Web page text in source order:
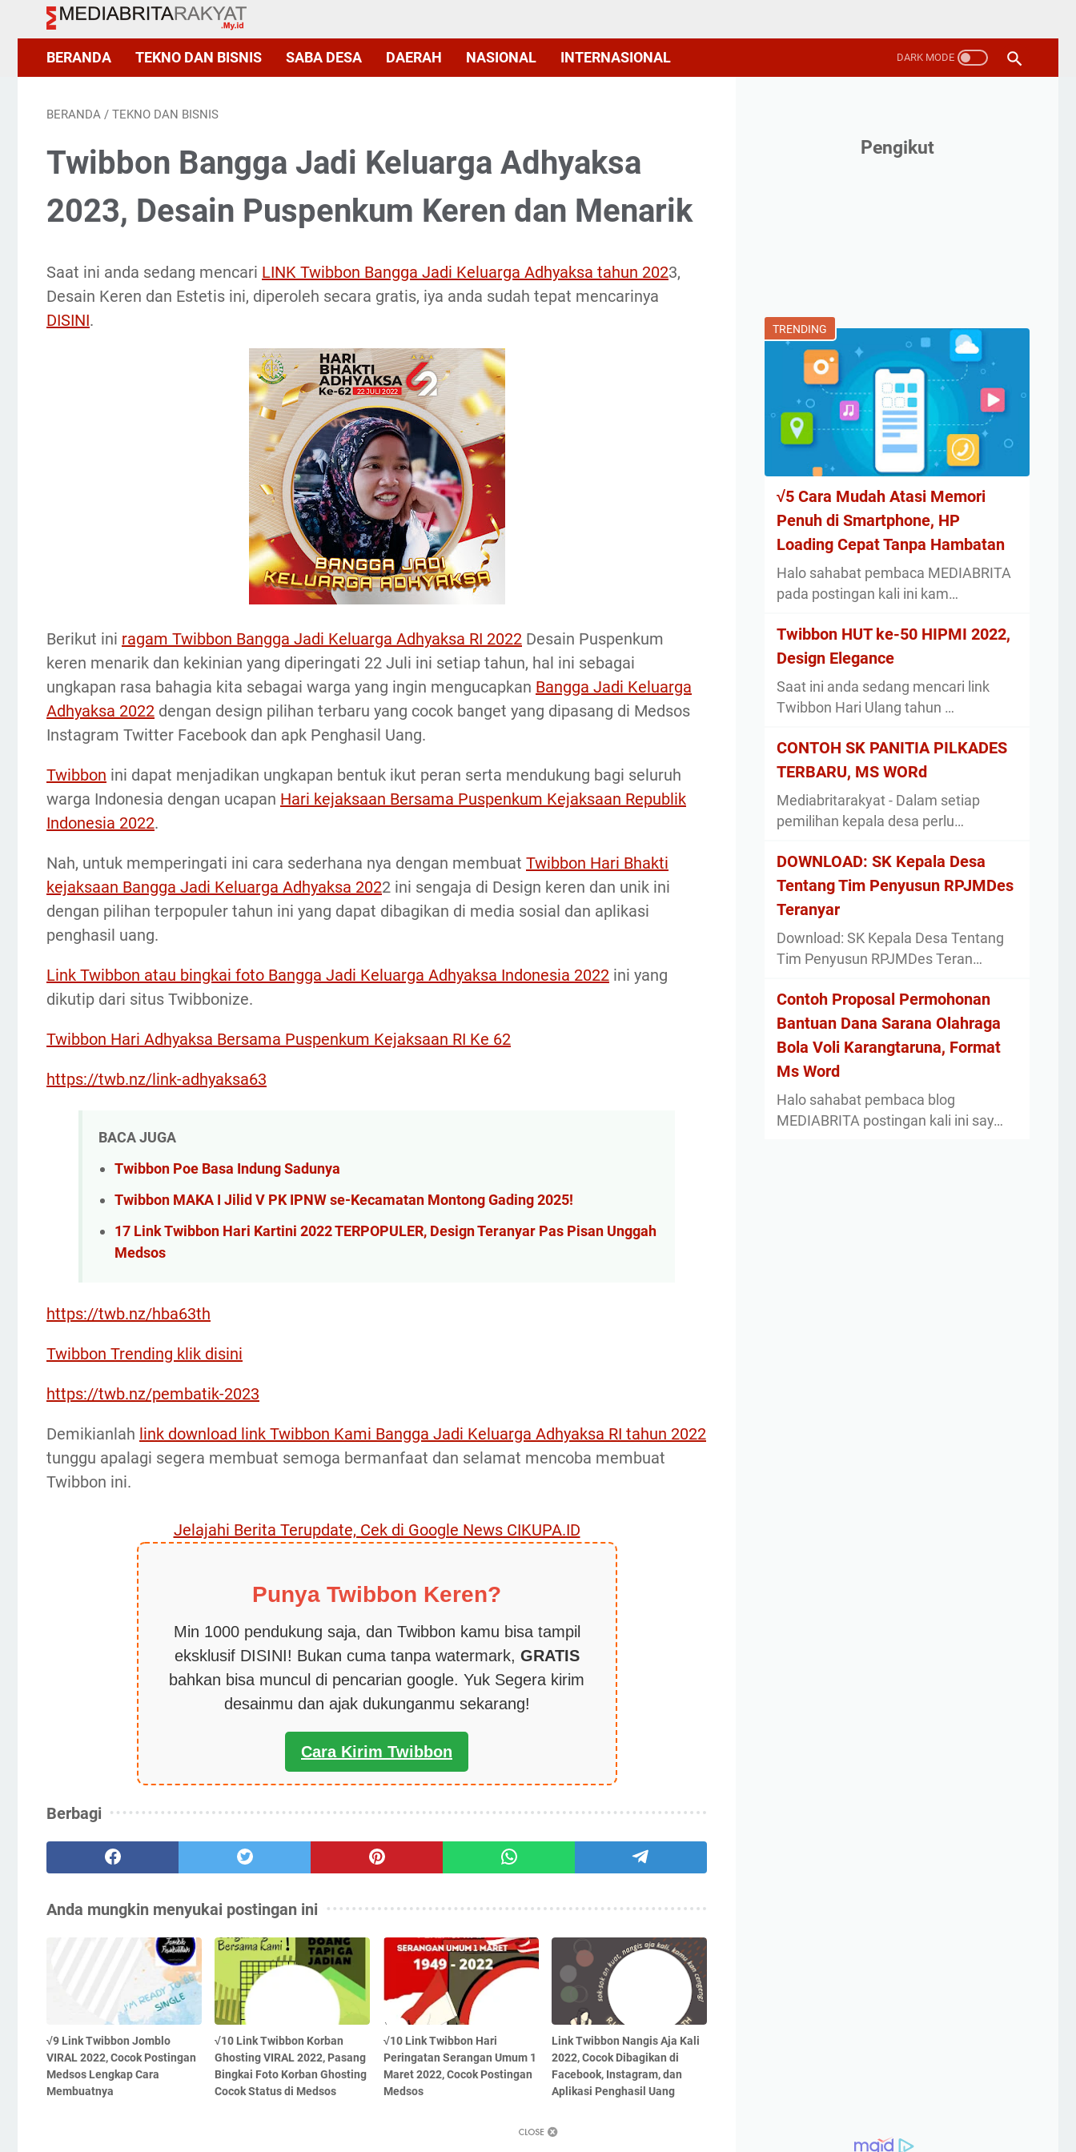
BERANDA TEKNO DAN BISNIS SABA DESA DAERAH NASIONAL INTERNASIONAL
BERANDA / TEKNO DAN BISNIS
Twibbon Bangga Jadi Keluarga Adhyaksa
2023, Desain Puspenkum Keren dan Menarik
Saat ini anda sedang mencari LINK Twibbon Bangga Jadi Keluarga Adhyaksa tahun 2023,
Desain Keren dan Estetis ini, diperoleh secara gratis, iya anda sudah tepat mencarinya
DISINI.
Berikut ini ragam Twibbon Bangga Jadi Keluarga Adhyaksa RI 2022 Desain Puspenkum
keren menarik dan kekinian yang diperingati 22 Juli ini setiap tahun, hal ini sebagai
ungkapan rasa bahagia kita sebagai warga yang ingin mengucapkan Bangga Jadi Keluarga
Adhyaksa 2022 dengan design pilihan terbaru yang cocok banget yang dipasang di Medsos
Instagram Twitter Facebook dan apk Penghasil Uang.
Twibbon ini dapat menjadikan ungkapan bentuk ikut peran serta mendukung bagi seluruh
warga Indonesia dengan ucapan Hari kejaksaan Bersama Puspenkum Kejaksaan Republik
Indonesia 2022.
Nah, untuk memperingati ini cara sederhana nya dengan membuat Twibbon Hari Bhakti
kejaksaan Bangga Jadi Keluarga Adhyaksa 2022 ini sengaja di Design keren dan unik ini
dengan pilihan terpopuler tahun ini yang dapat dibagikan di media sosial dan aplikasi
penghasil uang.
Link Twibbon atau bingkai foto Bangga Jadi Keluarga Adhyaksa Indonesia 2022 ini yang
dikutip dari situs Twibbonize.
Twibbon Hari Adhyaksa Bersama Puspenkum Kejaksaan RI Ke 62
https://twb.nz/link-adhyaksa63
BACA JUGA
Twibbon Poe Basa Indung Sadunya
Twibbon MAKA I Jilid V PK IPNW se-Kecamatan Montong Gading 2025!
17 Link Twibbon Hari Kartini 2022 TERPOPULER, Design Teranyar Pas Pisan Unggah
Medsos
https://twb.nz/hba63th
Twibbon Trending klik disini
https://twb.nz/pembatik-2023
Demikianlah link download link Twibbon Kami Bangga Jadi Keluarga Adhyaksa RI tahun 2022
tunggu apalagi segera membuat semoga bermanfaat dan selamat mencoba membuat
Twibbon ini.
Jelajahi Berita Terupdate, Cek di Google News CIKUPA.ID
Punya Twibbon Keren?
Min 1000 pendukung saja, dan Twibbon kamu bisa tampil
eksklusif DISINI! Bukan cuma tanpa watermark, GRATIS
bahkan bisa muncul di pencarian google. Yuk Segera kirim
desainmu dan ajak dukunganmu sekarang!
Cara Kirim Twibbon
Berbagi
Anda mungkin menyukai postingan ini
√9 Link Twibbon Jomblo
VIRAL 2022, Cocok Postingan
Medsos Lengkap Cara
Membuatnya
√10 Link Twibbon Korban
Ghosting VIRAL 2022, Pasang
Bingkai Foto Korban Ghosting
Cocok Status di Medsos
√10 Link Twibbon Hari
Peringatan Serangan Umum 1
Maret 2022, Cocok Postingan
Medsos
Link Twibbon Nangis Aja Kali
2022, Cocok Dibagikan di
Facebook, Instagram, dan
Aplikasi Penghasil Uang
Pengikut
TRENDING
√5 Cara Mudah Atasi Memori
Penuh di Smartphone, HP
Loading Cepat Tanpa Hambatan
Halo sahabat pembaca MEDIABRITA
pada postingan kali ini kam…
Twibbon HUT ke-50 HIPMI 2022,
Design Elegance
Saat ini anda sedang mencari link
Twibbon Hari Ulang tahun …
CONTOH SK PANITIA PILKADES
TERBARU, MS WORd
Mediabritarakyat - Dalam setiap
pemilihan kepala desa perlu…
DOWNLOAD: SK Kepala Desa
Tentang Tim Penyusun RPJMDes
Teranyar
Download: SK Kepala Desa Tentang
Tim Penyusun RPJMDes Teran…
Contoh Proposal Permohonan
Bantuan Dana Sarana Olahraga
Bola Voli Karangtaruna, Format
Ms Word
Halo sahabat pembaca blog
MEDIABRITA postingan kali ini say…